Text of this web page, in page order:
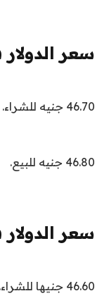
سعر
46.70 جنيه للشراء.
46.80 جنيه للبيع.
سعر
46.60 جنيها للشراء.